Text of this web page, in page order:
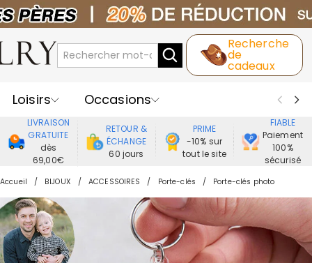
Recherche
de
cadeaux
Loisirs
Occasions
Destinataires
Meilleure Ventes
Nouveaux
Vêtement
LIVRAISON
GRATUITE
dès
69,00€
RETOUR &
ÉCHANGE
60 jours
PRIME
-10% sur
tout le site
FIABLE
Paiement
100%
sécurisé
Accueil BIJOUX ACCESSOIRES Porte-clés Porte-clés photo